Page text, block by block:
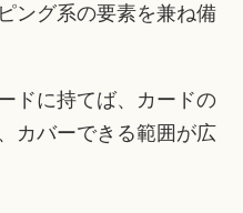
ング系の要素を兼ね備
ドに持てば、カードの
カバーできる範囲が広